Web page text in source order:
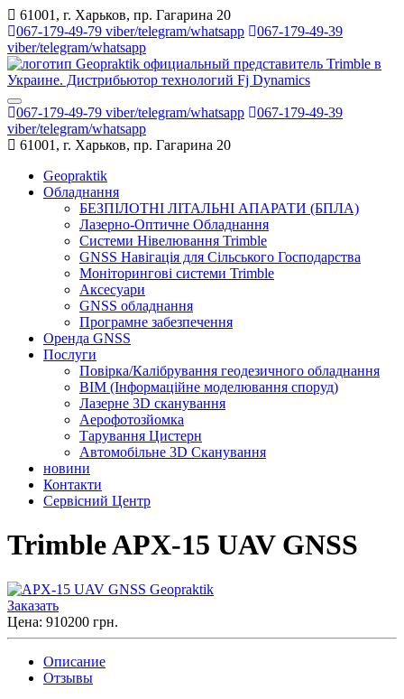
61001, г. Харьков, пр. Гагарина 20
067-179-49-79 viber/telegram/whatsapp
067-179-49-39
viber/telegram/whatsapp
067-179-49-79 viber/telegram/whatsapp
067-179-49-39
viber/telegram/whatsapp
61001, г. Харьков, пр. Гагарина 20
Geopraktik
Обладнання
БЕЗПІЛОТНІ ЛІТАЛЬНІ АПАРАТИ (БПЛА)
Лазерно-Оптичне Обладнання
Системи Нівелювання Trimble
GNSS Навігація для Сільського Господарства
Моніторингові системи Trimble
Аксесуари
GNSS обладнання
Програмне забезпечення
Оренда GNSS
Послуги
Повірка/Калібрування геодезичного обладнання
BIM (Інформаційне моделювання споруд)
Лазерне 3D сканування
Аерофотозйомка
Тарування Цистерн
Автомобільне 3D Сканування
новини
Контакти
Сервісний Центр
Trimble APX-15 UAV GNSS
Заказать
Цена: 910200 грн.
Описание
Отзывы